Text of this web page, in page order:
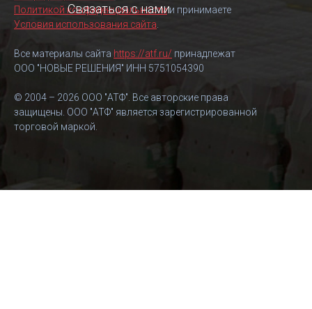
Связаться с нами
Политикой конфиденциальностии принимаете
Условия использования сайта
Все материалы сайта https://atf.ru/ принадлежат
ООО "НОВЫЕ РЕШЕНИЯ" ИНН 5751054390
© 2004 – 2026 ООО "АТФ". Все авторские права
защищены. ООО "АТФ" является зарегистрированной
торговой маркой.